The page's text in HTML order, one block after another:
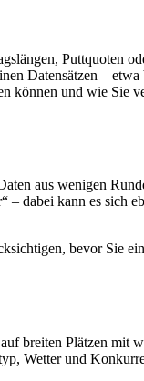
Puttquoten
Datensätzen –
und wie Sie
aus wenigen
dabei kann es sich
bevor Sie
breiten Plätzen mit
Wetter und